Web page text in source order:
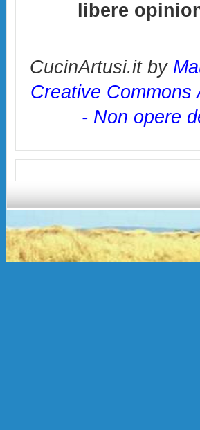
libere
CucinArtusi.itby
Creative Commons
- Non opere